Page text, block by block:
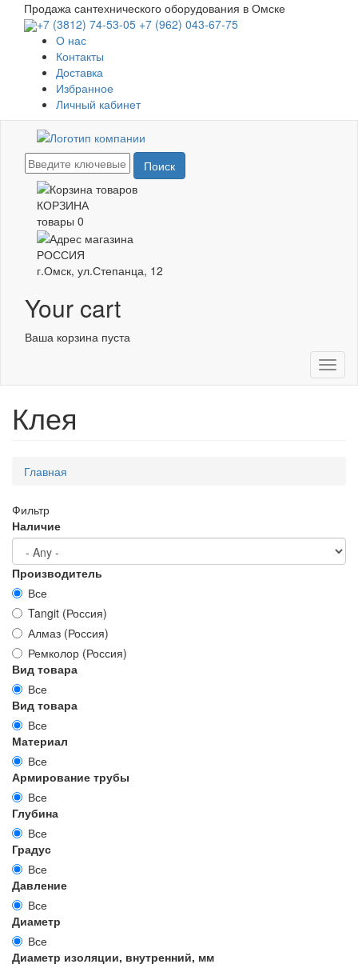
Перейти
основному
содержанию
Продажа сантехнического оборудования в Омске
+7 (3812) 74-53-05 +7 (962) 043-67-75
О нас
Контакты
Доставка
Избранное
Личный кабинет
Поиск
КОРЗИНА
товары 0
РОССИЯ
г.Омск, ул.Степанца, 12
Your cart
Ваша корзина пуста
Клея
Вы
Главная
Фильтр
Наличие
Производитель
Все
Tangit (Россия)
Алмаз (Россия)
Ремколор (Россия)
Вид товара
Все
Вид товара
Все
Материал
Все
Армирование трубы
Все
Глубина
Все
Градус
Все
Давление
Все
Диаметр
Все
Диаметр изоляции, внутренний, мм